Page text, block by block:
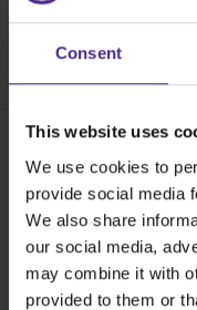
Consent
This website uses
We use cookies to
provide social media
We also share
our social media,
may combine it with
provided to them or
Fanden Sie dies
nützlich?